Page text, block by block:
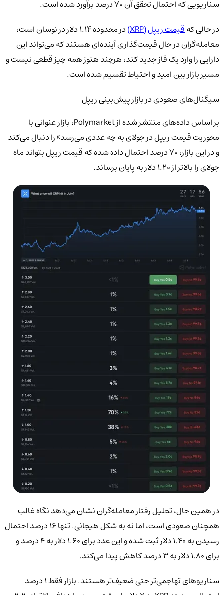
سناریویی که احتمال تحقق آن 70 درصد برآورد شده است.
در حالی کهقیمت ریپل (XRP)
در محدوده 1.14 دلار در نوسان است،
معامله‌گران در حال قیمت‌گذاری آینده‌ای هستند که می‌تواند این
دارایی را وارد یک فاز جدید کند، هرچند هنوز همه چیز قطعی نیست و
مسیر بازار بین امید و احتیاط تقسیم شده است.
سیگنال‌های صعودی در بازار پیش‌بینی ریپل
بر اساس داده‌های منتشر شده از Polymarket، بازار عنوانی با
محوریت قیمت ریپل در جولای به چه عددی می‌رسد» را دنبال می‌کند
و در این بازار، 70 درصد احتمال داده شده که قیمت ریپل بتواند ماه
جولای را بالاتر از 1.20 دلار به پایان برساند.
در همین حال، تحلیل رفتار معامله‌گران نشان می‌دهد نگاه غالب
همچنان صعودی است، اما نه به شکل هیجانی. تنها 16 درصد احتمال
رسیدن به 1.40 دلار ثبت شده و این عدد برای 1.60 دلار به 4 درصد و
برای 1.80 دلار به 3 درصد کاهش پیدا می‌کند.
سناریوهای تهاجمی‌تر حتی ضعیف‌تر هستند. بازار فقط 1 درصد